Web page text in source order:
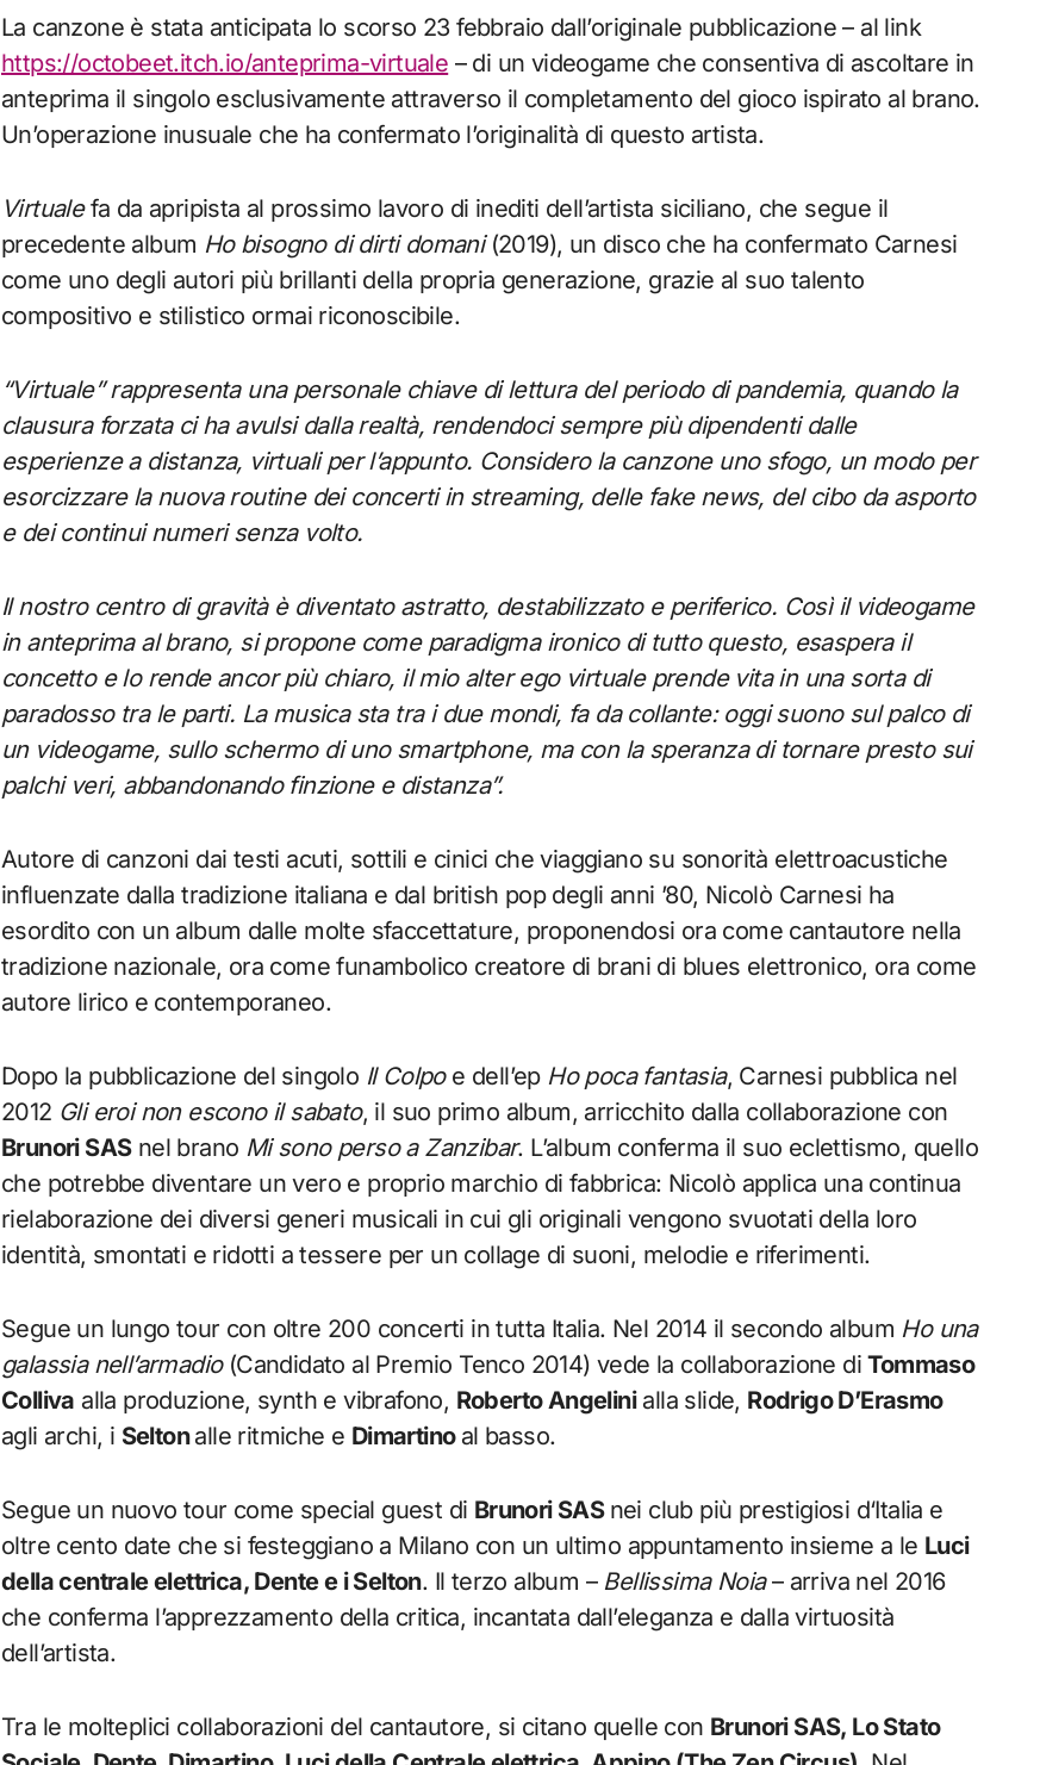
La canzone è stata anticipata lo scorso 23 febbraio dall’originale pubblicazione – al link
https://octobeet.itch.io/anteprima-virtuale – di un videogame che consentiva di ascoltare in
anteprima il singolo esclusivamente attraverso il completamento del gioco ispirato al brano.
Un’operazione inusuale che ha confermato l’originalità di questo artista.
Virtualefa da apripista al prossimo lavoro di inediti dell’artista siciliano, che segue il
precedente album Ho bisogno di dirti domani(2019), un disco che ha confermato Carnesi
come uno degli autori più brillanti della propria generazione, grazie al suo talento
compositivo e stilistico ormai riconoscibile.
“Virtuale” rappresenta una personale chiave di lettura del periodo di pandemia, quando la
clausura forzata ci ha avulsi dalla realtà, rendendoci sempre più dipendenti dalle
esperienze a distanza, virtuali per l’appunto. Considero la canzone uno sfogo, un modo per
esorcizzare la nuova routine dei concerti in streaming, delle fake news, del cibo da asporto
e dei continui numeri senza volto.
Il nostro centro di gravità è diventato astratto, destabilizzato e periferico. Così il videogame
in anteprima al brano, si propone come paradigma ironico di tutto questo, esaspera il
concetto e lo rende ancor più chiaro, il mio alter ego virtuale prende vita in una sorta di
paradosso tra le parti. La musica sta tra i due mondi, fa da collante: oggi suono sul palco di
un videogame, sullo schermo di uno smartphone, ma con la speranza di tornare presto sui
palchi veri, abbandonando finzione e distanza”.
Autore di canzoni dai testi acuti, sottili e cinici che viaggiano su sonorità elettroacustiche
influenzate dalla tradizione italiana e dal british pop degli anni ’80, Nicolò Carnesi ha
esordito con un album dalle molte sfaccettature, proponendosi ora come cantautore nella
tradizione nazionale, ora come funambolico creatore di brani di blues elettronico, ora come
autore lirico e contemporaneo.
Dopo la pubblicazione del singolo Il Colpoe dell’ep Ho poca fantasia, Carnesi pubblica nel
2012 Gli eroi non escono il sabato, il suo primo album, arricchito dalla collaborazione con
Brunori SASnel brano Mi sono perso a Zanzibar. L’album conferma il suo eclettismo, quello
che potrebbe diventare un vero e proprio marchio di fabbrica: Nicolò applica una continua
rielaborazione dei diversi generi musicali in cui gli originali vengono svuotati della loro
identità, smontati e ridotti a tessere per un collage di suoni, melodie e riferimenti.
Segue un lungo tour con oltre 200 concerti in tutta Italia. Nel 2014 il secondo album Ho una
galassia nell’armadio(Candidato al Premio Tenco 2014) vede la collaborazione diTommaso
Colliva alla produzione, synth e vibrafono, Roberto Angelinialla slide, Rodrigo D’Erasmo
agli archi, i Seltonalle ritmiche e Dimartino al basso.
Segue un nuovo tour come special guest di Brunori SAS nei club più prestigiosi d‘Italia e
oltre cento date che si festeggiano a Milano con un ultimo appuntamento insieme a le Luci
della centrale elettrica, Dente e i Selton. Il terzo album – Bellissima Noia– arriva nel 2016
che conferma l’apprezzamento della critica, incantata dall’eleganza e dalla virtuosità
dell’artista.
Tra le molteplici collaborazioni del cantautore, si citano quelle con Brunori SAS, Lo Stato